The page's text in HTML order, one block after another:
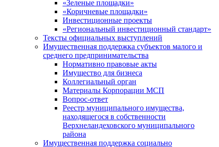
«Зеленые площадки»
«Коричневые площадки»
Инвестиционные проекты
«Региональный инвестиционный стандарт»
Тексты официальных выступлений
Имущественная поддержка субъектов малого и
среднего предпринимательства
Нормативно правовые акты
Имущество для бизнеса
Коллегиальный орган
Материалы Корпорации МСП
Вопрос-ответ
Реестр муниципального имущества,
находящегося в собственности
Верхнеландеховского муниципального
района
Имущественная поддержка социально